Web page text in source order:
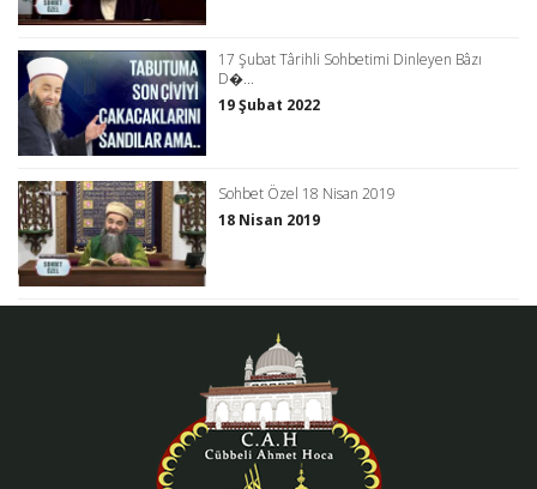
17 Şubat Târihli Sohbetimi Dinleyen Bâzı
D�...
19 Şubat 2022
Sohbet Özel 18 Nisan 2019
18 Nisan 2019